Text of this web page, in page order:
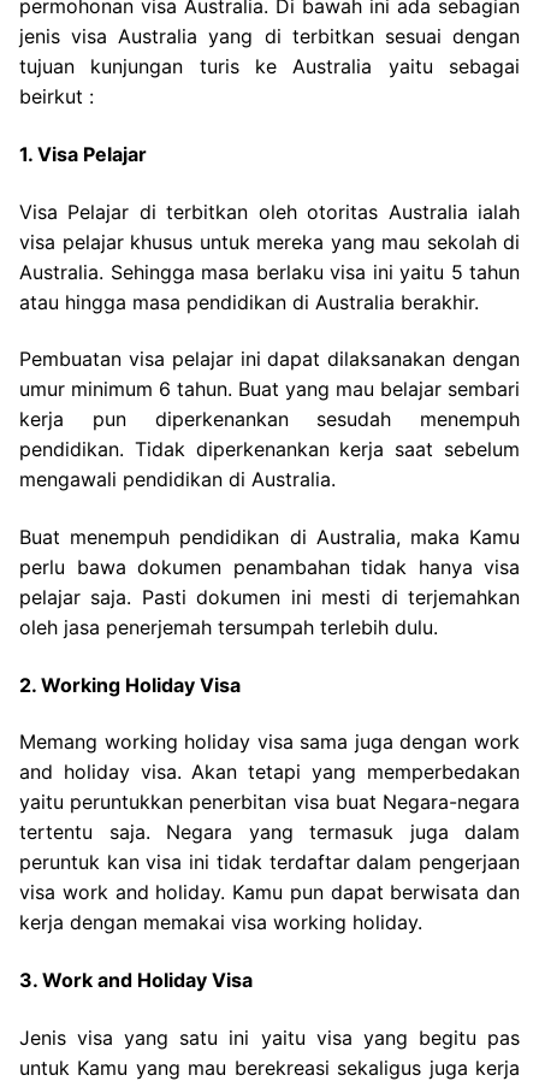
permohonan visa Australia. Di bawah ini ada sebagian
jenis visa Australia yang di terbitkan sesuai dengan
tujuan kunjungan turis ke Australia yaitu sebagai
beirkut :
1. Visa Pelajar
Visa Pelajar di terbitkan oleh otoritas Australia ialah
visa pelajar khusus untuk mereka yang mau sekolah di
Australia. Sehingga masa berlaku visa ini yaitu 5 tahun
atau hingga masa pendidikan di Australia berakhir.
Pembuatan visa pelajar ini dapat dilaksanakan dengan
umur minimum 6 tahun. Buat yang mau belajar sembari
kerja pun diperkenankan sesudah menempuh
pendidikan. Tidak diperkenankan kerja saat sebelum
mengawali pendidikan di Australia.
Buat menempuh pendidikan di Australia, maka Kamu
perlu bawa dokumen penambahan tidak hanya visa
pelajar saja. Pasti dokumen ini mesti di terjemahkan
oleh jasa penerjemah tersumpah terlebih dulu.
2. Working Holiday Visa
Memang working holiday visa sama juga dengan work
and holiday visa. Akan tetapi yang memperbedakan
yaitu peruntukkan penerbitan visa buat Negara-negara
tertentu saja. Negara yang termasuk juga dalam
peruntuk kan visa ini tidak terdaftar dalam pengerjaan
visa work and holiday. Kamu pun dapat berwisata dan
kerja dengan memakai visa working holiday.
3. Work and Holiday Visa
Jenis visa yang satu ini yaitu visa yang begitu pas
untuk Kamu yang mau berekreasi sekaligus juga kerja